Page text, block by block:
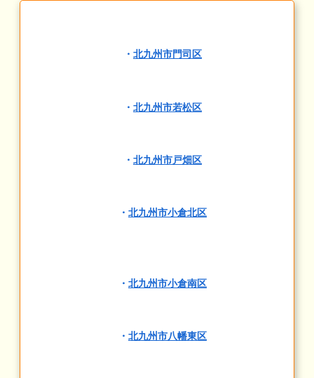
・ 北九州市門司区
・ 北九州市若松区
・ 北九州市戸畑区
・ 北九州市小倉北区
・ 北九州市小倉南区
・ 北九州市八幡東区